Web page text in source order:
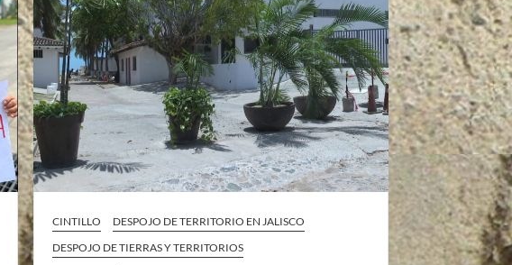
CINTILLO
DESPOJO DE TERRITORIO EN JALISCO
DESPOJO DE TIERRAS Y TERRITORIOS